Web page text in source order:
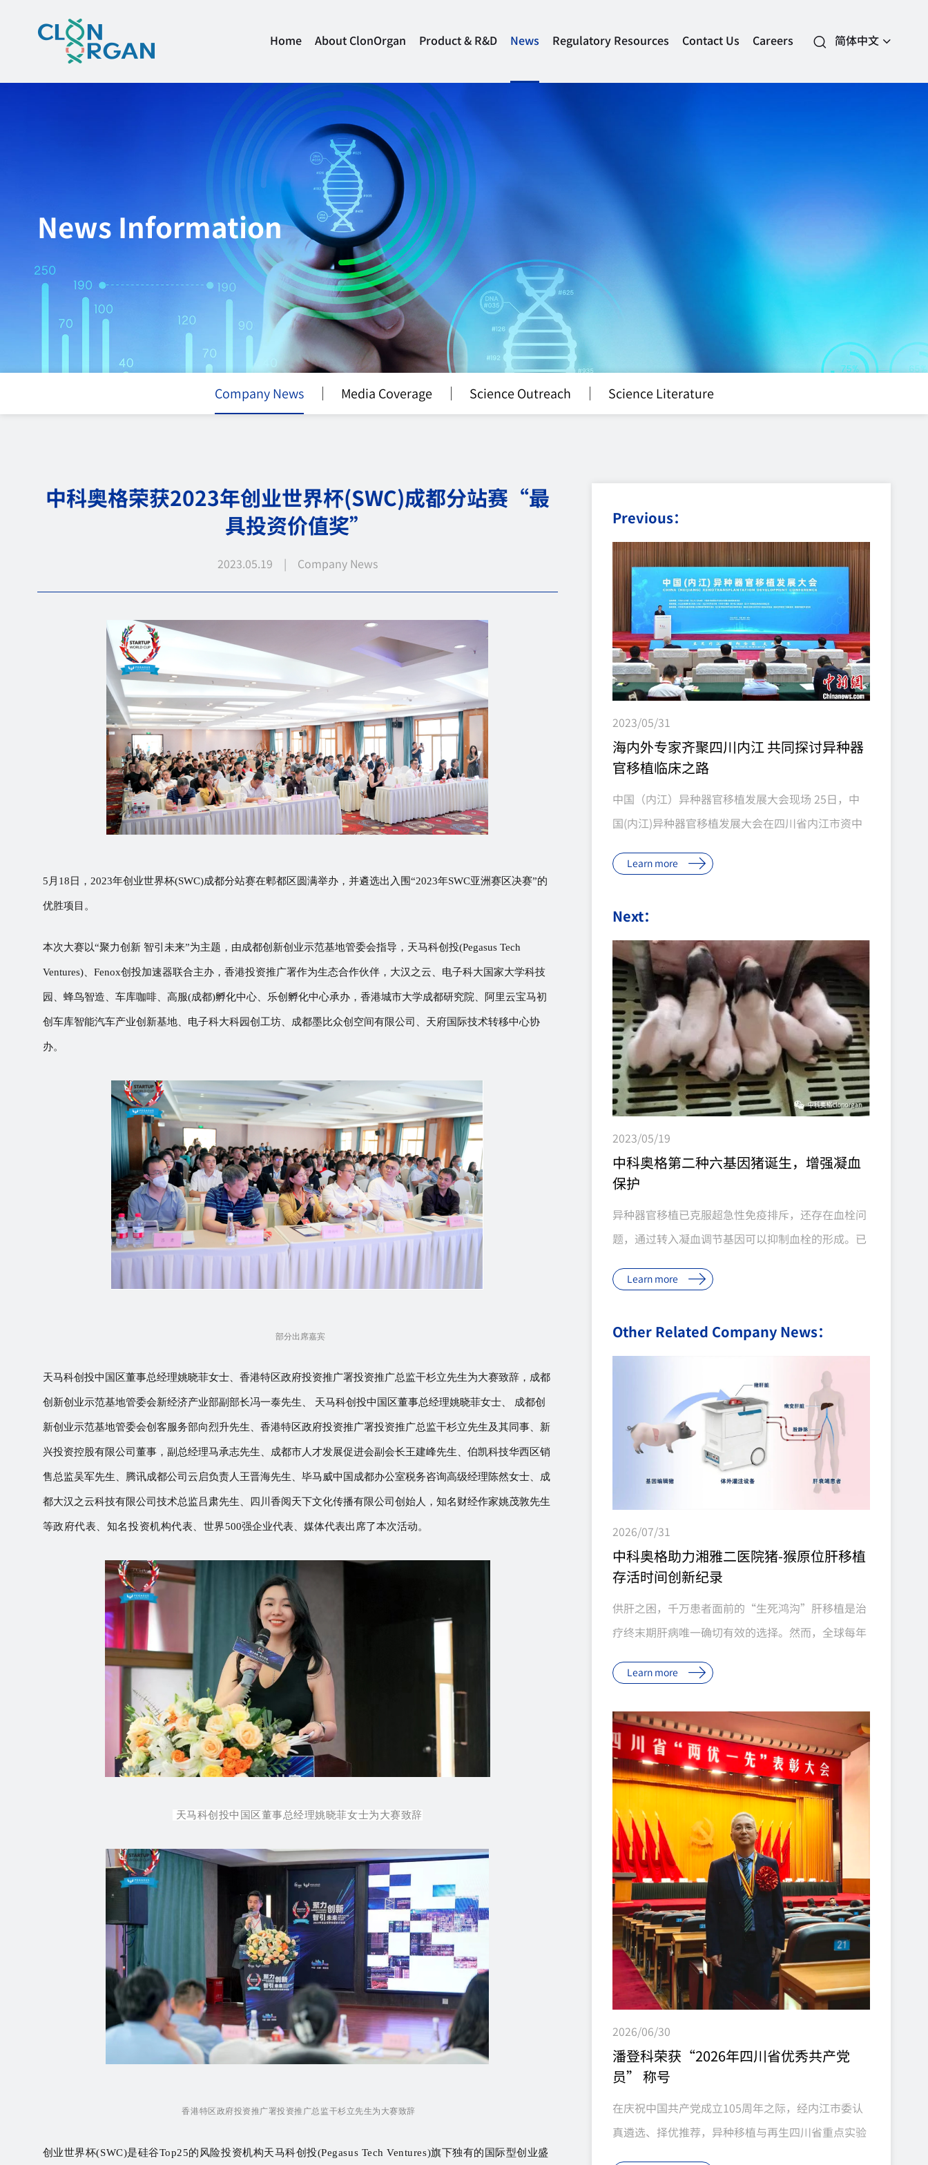
Home About ClonOrgan Product & R&D News Regulatory Resources Contact Us Careers 简体中文
News Information
Company News Media Coverage Science Outreach Science Literature
中科奥格荣获2023年创业世界杯(SWC)成都分站赛“最
具投资价值奖”
2023.05.19 | Company News
5月18日，2023年创业世界杯(SWC)成都分站赛在郫都区圆满举办，并遴选出入围“2023年SWC亚洲赛区决赛”的
优胜项目 。
本次大赛以“聚力创新 智引未来”为主题，由成都创新创业示范基地管委会指导，天马科创投(Pegasus Tech
Ventures)、Fenox创投加速器联合主办，香港投资推广署作为生态合作伙伴，大汉之云、电子科大国家大学科技
园、蜂鸟智造、车库咖啡、高服(成都)孵化中心、乐创孵化中心承办，香港城市大学成都研究院、阿里云宝马初
创车库智能汽车产业创新基地、电子科大科园创工坊、成都墨比众创空间有限公司、天府国际技术转移中心协
办。
部分出席嘉宾
天马科创投中国区董事总经理姚晓菲女士、香港特区政府投资推广署投资推广总监干杉立先生为大赛致辞，成都
创新创业示范基地管委会新经济产业部副部长冯一泰先生、 天马科创投中国区董事总经理姚晓菲女士、 成都创
新创业示范基地管委会创客服务部向烈升先生、香港特区政府投资推广署投资推广总监干杉立先生及其同事、新
兴投资控股有限公司董事，副总经理马承志先生、成都市人才发展促进会副会长王建峰先生、伯凯科技华西区销
售总监吴军先生、腾讯成都公司云启负责人王晋海先生、毕马威中国成都办公室税务咨询高级经理陈然女士、成
都大汉之云科技有限公司技术总监吕肃先生、四川香阅天下文化传播有限公司创始人，知名财经作家姚茂敦先生
等政府代表、知名投资机构代表、世界500强企业代表、媒体代表出席了本次活动。
天马科创投中国区董事总经理姚晓菲女士为大赛致辞
香港特区政府投资推广署投资推广总监干杉立先生为大赛致辞
创业世界杯(SWC)是硅谷Top25的风险投资机构天马科创投(Pegasus Tech Ventures)旗下独有的国际型创业盛
Previous：
2023/05/31
海内外专家齐聚四川内江 共同探讨异种器
官移植临床之路
中国（内江）异种器官移植发展大会现场 25日，中
国(内江)异种器官移植发展大会在四川省内江市资中
慧、引领前沿科技，有力推动异种器官移植科学研究
肝胆外科主任窦科峰致辞 哈佛大学医学院附属麻省总
医院教授大卫·肯普顿·卡特赖特·库珀，国际异种
移植协会前主席里奥·汉斯·布勒，舒尔生物医学咨
询公司创始人汉德瑞克·简·舒尔曼，中国科学院院
士、空军军医大学西京医院肝胆外科主任窦科峰，四
川省医学科学院·四川省人民医院原院长邓绍平等
100余名行业领军人物、专家及相关单位(企业)代表
齐聚一堂...
Learn more
Next：
2023/05/19
中科奥格第二种六基因猪诞生，增强凝血
保护
异种器官移植已克服超急性免疫排斥，还存在血栓问
题，通过转入凝血调节基因可以抑制血栓的形成。已
能有效抑制异种移植后凝血的发生。EPCR蛋白是一
C（Activated protein C，APC）的效率，APC可以
水解灭活凝血酶生成因子FⅧa和FⅤa，抑制凝血酶生
成。 为使供体猪获得更好的凝血保护效果，2023年4
月，中科奥格成功培育了人EPCR转基因猪，同时这
也是我司第二种六基因猪，具备双凝血调节蛋白
（THBD和EPCR）。EPCR基因通过定点插入的方式
整合在猪基因组的安全港湾处，其表达量和稳定性更
Learn more
Other Related Company News：
2026/07/31
中科奥格助力湘雅二医院猪-猴原位肝移植
存活时间创新纪录
供肝之困，千万患者面前的“生死鸿沟”肝移植是治
疗终末期肝病唯一确切有效的选择。然而，全球每年
约30万终末期肝病患者亟需肝移植，而年供肝量仅约
肝移植，全年仅完成7188例手术，仅占登记等待患者
的28.6%；截至年末，10859例患者因病情变化或死
亡等原因退出等待名单。全国器官供需比已恶化至
1∶8.3，中国百万人口器官捐献率仅约5%。企业新闻
7月20日，由中科奥格生物科技有限公司提供基因编
辑供体猪、中南大学湘雅二医院团队实施完成的基因
编辑猪-猴异种原位全肝移植，受体猴稳定存活超11
天，肝功能持续发...
Learn more
2026/06/30
潘登科荣获“2026年四川省优秀共产党
员” 称号
在庆祝中国共产党成立105周年之际，经内江市委认
真遴选、择优推荐，异种移植与再生四川省重点实验